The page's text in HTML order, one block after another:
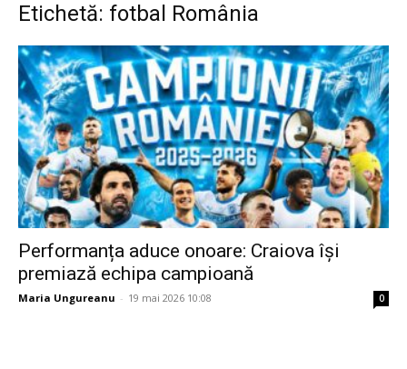
Etichetă: fotbal România
Performanța aduce onoare: Craiova își
premiază echipa campioană
Maria Ungureanu - 19 mai 2026 10:08 0